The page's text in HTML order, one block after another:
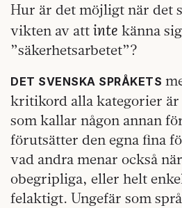
Hur är det möjligt när det
vikten av att inte känna
”säkerhetsarbetet”?
DET SVENSKA SPRÅKETS
kritikord alla kategorier är
som kallar någon annan
förutsätter den egna fina
vad andra menar också
obegripliga, eller helt
felaktigt. Ungefär som